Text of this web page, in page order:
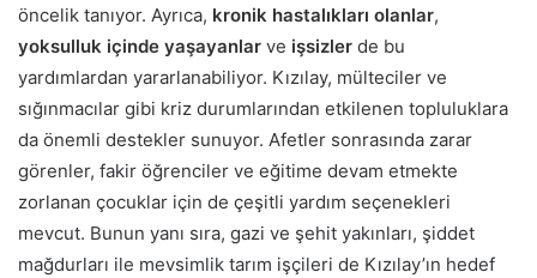
öncelik tanıyor. Ayrıca, kronik hastalıkları olanlar,
yoksulluk içinde yaşayanlar ve işsizler de bu
yardımlardan yararlanabiliyor. Kızılay, mülteciler ve
sığınmacılar gibi kriz durumlarından etkilenen topluluklara
da önemli destekler sunuyor. Afetler sonrasında zarar
görenler, fakir öğrenciler ve eğitime devam etmekte
zorlanan çocuklar için de çeşitli yardım seçenekleri
mevcut. Bunun yanı sıra, gazi ve şehit yakınları, şiddet
mağdurları ile mevsimlik tarım işçileri de Kızılay’ın hedef